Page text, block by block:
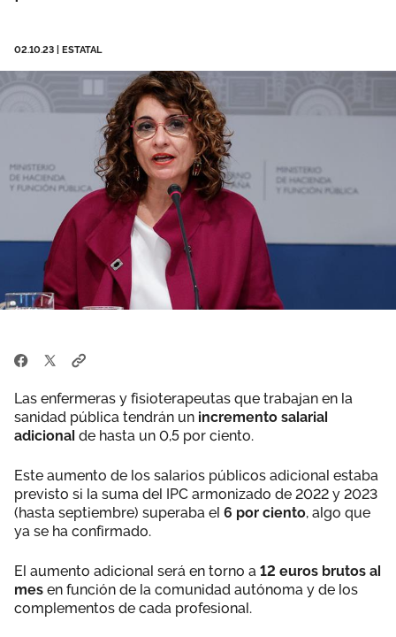
Vídeos
Documentos
Publicaciones
Únete
02.10.23 ESTATAL
Las enfermeras y fisioterapeutas que trabajan en la
sanidad pública tendrán un incremento salarial
adicional de hasta un 0,5 por ciento.
Este aumento de los salarios públicos adicional estaba
previsto si la suma del IPC armonizado de 2022 y 2023
(hasta septiembre) superaba el 6 por ciento, algo que
ya se ha confirmado.
El aumento adicional será en torno a 12 euros brutos al
mes en función de la comunidad autónoma y de los
complementos de cada profesional.